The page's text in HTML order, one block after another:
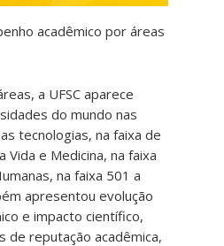
acadêmico por áreas
a UFSC aparece
do mundo nas
tecnologias, na faixa de
Vida e Medicina, na faixa
na faixa 501 a
apresentou evolução
e impacto científico,
de reputação acadêmica,